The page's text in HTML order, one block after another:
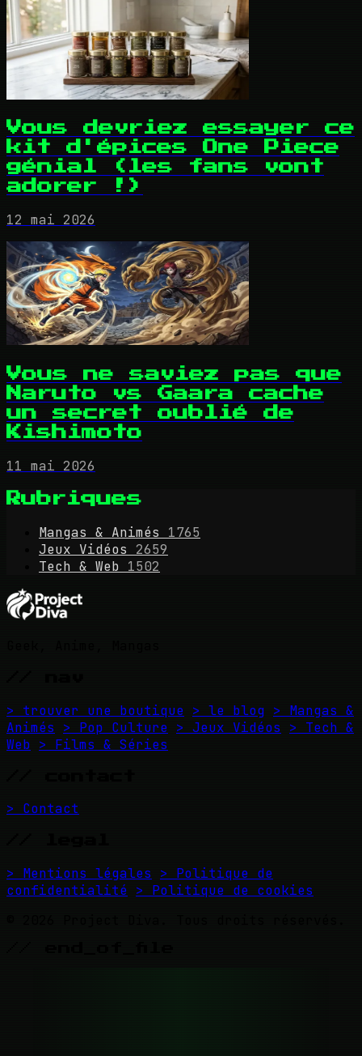
Vous devriez essayer ce
kit d'épices One Piece
génial (les fans vont
adorer !)
12 mai 2026
Vous ne saviez pas que
Naruto vs Gaara cache
un secret oublié de
Kishimoto
11 mai 2026
Rubriques
Mangas & Animés
1765
Jeux Vidéos
2659
Tech & Web 1502
> trouver une boutique > le blog > Mangas &
Animés
> Pop Culture > Jeux Vidéos
> Tech &
Web > Films & Séries
> Contact
> Mentions légales
> Politique de
confidentialité > Politique de cookies